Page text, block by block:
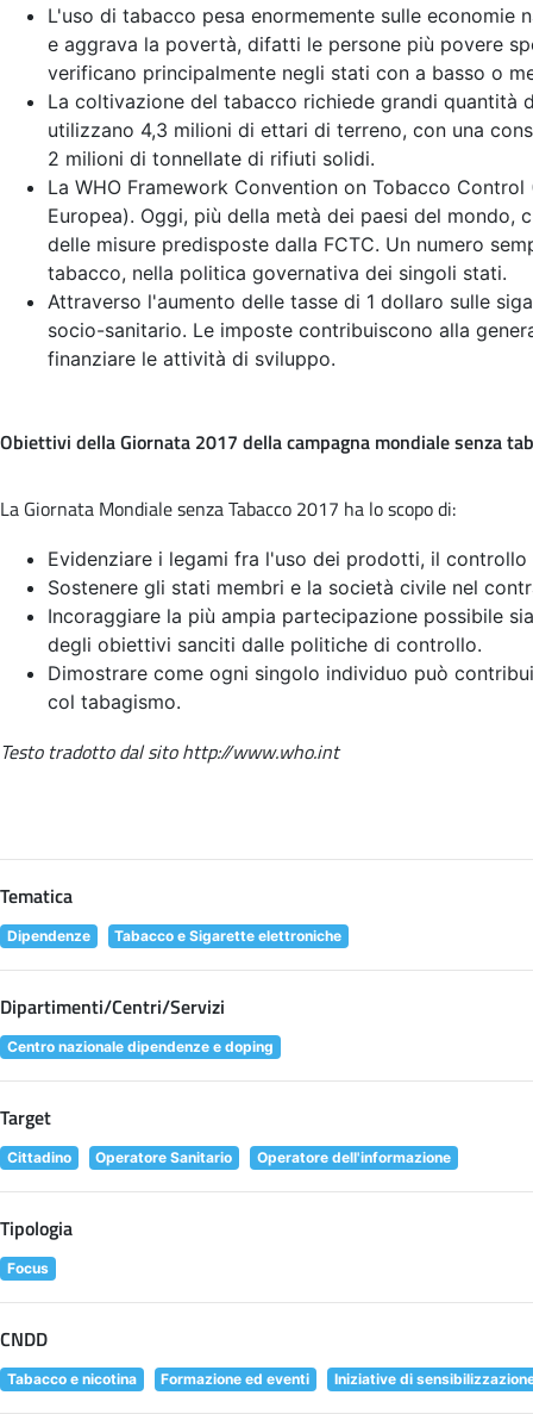
L'uso di tabacco pesa enormemente sulle
e aggrava la povertà, difatti le persone più povere
verificano principalmente negli stati con a basso o
La coltivazione del tabacco richiede grandi quantità
utilizzano 4,3 milioni di ettari di terreno, con una
2 milioni di tonnellate di rifiuti solidi.
La WHO Framework Convention on Tobacco
Europea). Oggi, più della metà dei paesi del mondo,
delle misure predisposte dalla FCTC. Un numero
tabacco, nella politica governativa dei singoli stati.
Attraverso l'aumento delle tasse di 1 dollaro sulle
socio-sanitario. Le imposte contribuiscono alla
finanziare le attività di sviluppo.
Obiettivi della Giornata 2017 della campagna mondiale senza
La Giornata Mondiale senza Tabacco 2017 ha lo scopo di:
Evidenziare i legami fra l'uso dei prodotti, il
Sostenere gli stati membri e la società civile nel
Incoraggiare la più ampia partecipazione possibile
degli obiettivi sanciti dalle politiche di controllo.
Dimostrare come ogni singolo individuo può
col tabagismo.
Testo tradotto dal sito http://www.who.int
Tematica
Dipendenze Tabacco e Sigarette elettroniche
Dipartimenti/Centri/Servizi
Centro nazionale dipendenze e doping
Target
Cittadino Operatore Sanitario Operatore dell'informazione
Tipologia
Focus
CNDD
Tabacco e nicotina Formazione ed eventi Iniziative di